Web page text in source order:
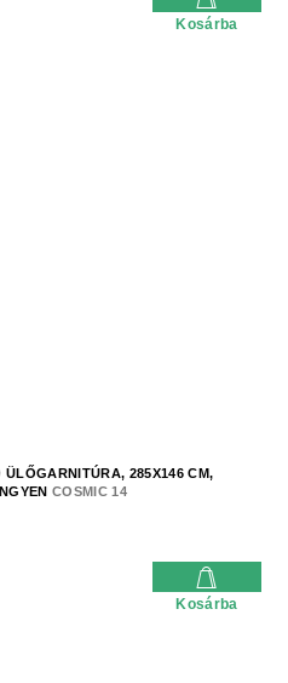
Kosárba
285X146 CM,
COSMIC 14
Kosárba